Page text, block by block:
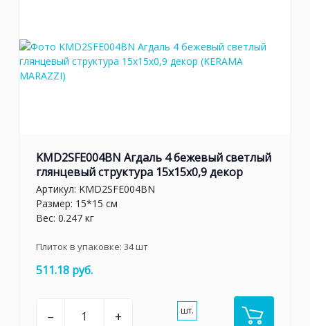
KMD2SFE004BN Агдаль 4 бежевый светлый
глянцевый структура 15x15x0,9 декор
Артикул: KMD2SFE004BN
Размер: 15*15 см
Вес: 0.247 кг
Плиток в упаковке: 34шт
511.18 руб.
– + шт.